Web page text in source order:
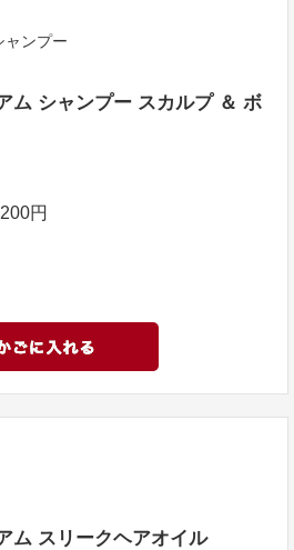
ャンプー
ム シャンプー スカルプ ＆ ボ
円
ム スリークヘアオイル